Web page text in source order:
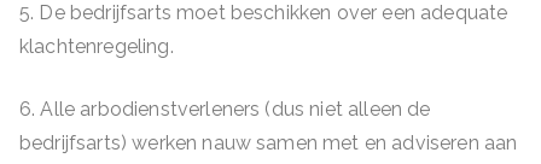
5. De bedrijfsarts moet beschikken over een adequate
klachtenregeling.
6. Alle arbodienstverleners (dus niet alleen de
bedrijfsarts) werken nauw samen met en adviseren aan